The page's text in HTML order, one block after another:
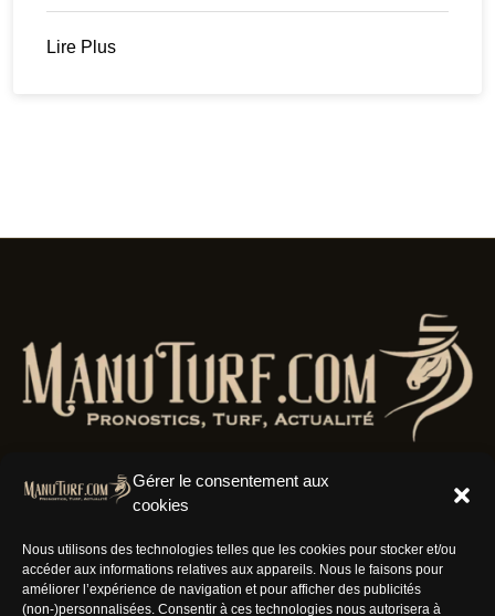
Gérer le consentement aux
cookies
Nous utilisons des technologies telles que les cookies pour stocker et/ou
accéder aux informations relatives aux appareils. Nous le faisons pour
améliorer l’expérience de navigation et pour afficher des publicités
(non-)personnalisées. Consentir à ces technologies nous autorisera à
Lire Plus